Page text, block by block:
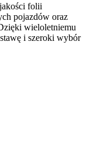
folii
pojazdów oraz
wieloletniemu
i szeroki wybór